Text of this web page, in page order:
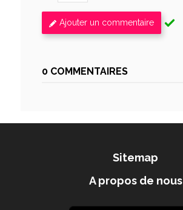
Ajouter un commentaire
0 COMMENTAIRES
Sitemap
A propos de nous